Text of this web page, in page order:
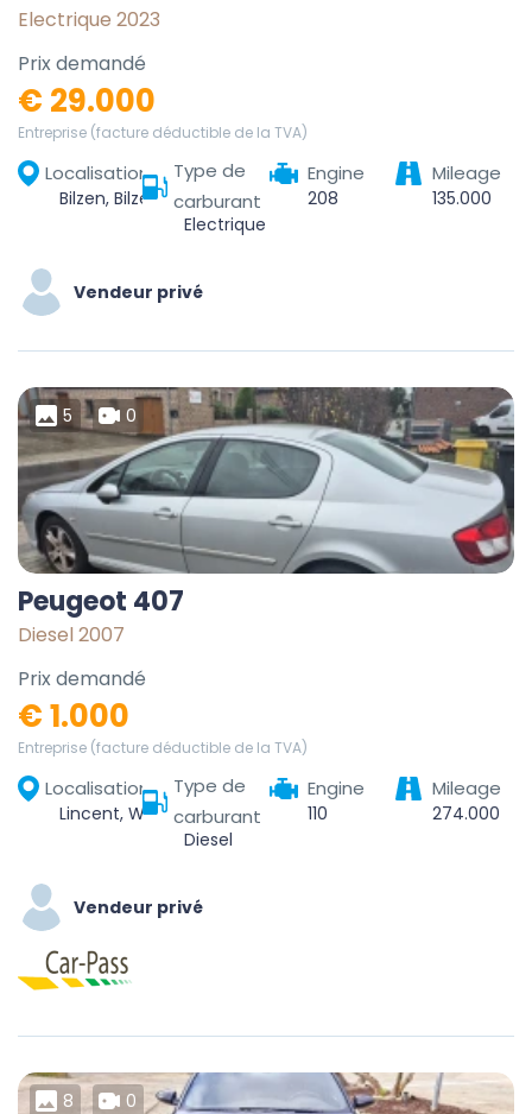
Electrique 2023
Prix demandé
€ 29.000
Entreprise (facture déductible de la TVA)
Localisation
Bilzen, Bilzen-Hoeselt, Tongeren, Limburg, Flanders, 3740, Belgium
Type de
carburant
Electrique
Engine
208
Mileage
135.000
Vendeur privé
5 0
Peugeot 407
Diesel 2007
Prix demandé
€ 1.000
Entreprise (facture déductible de la TVA)
Localisation
Lincent, Waremme, Liège, Wallonie, 4287, Belgique
Type de
carburant
Diesel
Engine
110
Mileage
274.000
Vendeur privé
8 0